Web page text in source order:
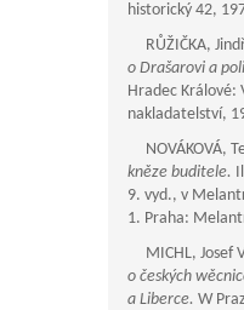
historický 42,
RŮŽIČKA,
o Drašarovi a
Hradec Králové:
nakladatelství,
NOVÁKOVÁ,
kněze buditele.
9. vyd., v
1. Praha:
MICHL, Josef
o českých
a Liberce. W